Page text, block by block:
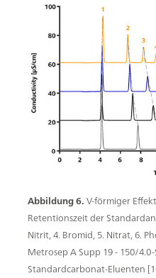
Abbildung 6.V-förmiger
Retentionszeit der
Nitrit, 4. Bromid, 5. Nitrat, 6.
Metrosep A Supp 19 - 150/
Standardcarbonat-Eluenten